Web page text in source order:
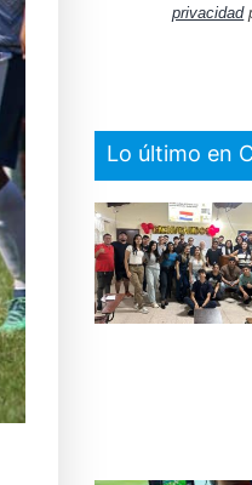
privacidad
Lo último en